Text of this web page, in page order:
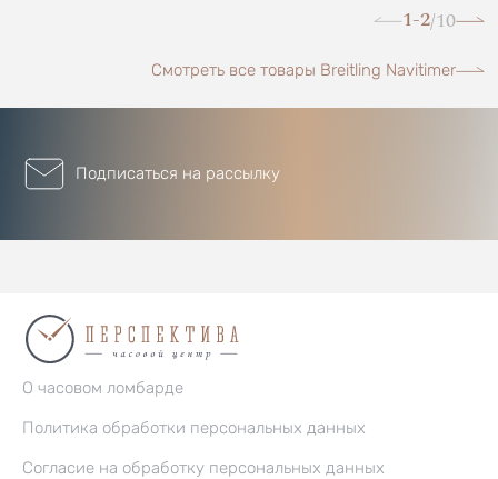
1-2/10
Смотреть все товары Breitling Navitimer
Подписаться на рассылку
О часовом ломбарде
Политика обработки персональных данных
Согласие на обработку персональных данных